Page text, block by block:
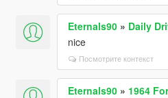
Eternals90» Daily
nice
Посмотрите контекст
Eternals90» 1964